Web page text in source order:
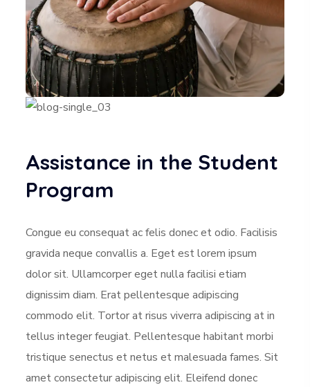
Assistance in the Student
Program
Congue eu consequat ac felis donec et odio. Facilisis
gravida neque convallis a. Eget est lorem ipsum
dolor sit. Ullamcorper eget nulla facilisi etiam
dignissim diam. Erat pellentesque adipiscing
commodo elit. Tortor at risus viverra adipiscing at in
tellus integer feugiat. Pellentesque habitant morbi
tristique senectus et netus et malesuada fames. Sit
amet consectetur adipiscing elit. Eleifend donec